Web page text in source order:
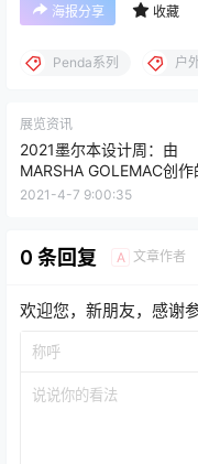
海报分享 收藏
Penda系列 户
展览资讯
2021墨尔本设计周：由
MARSHA GOLEMAC创作
“未来的传承”
2021-4-7 9:00:35
0 条回复 A 文章作者
欢迎您，新朋友，感谢